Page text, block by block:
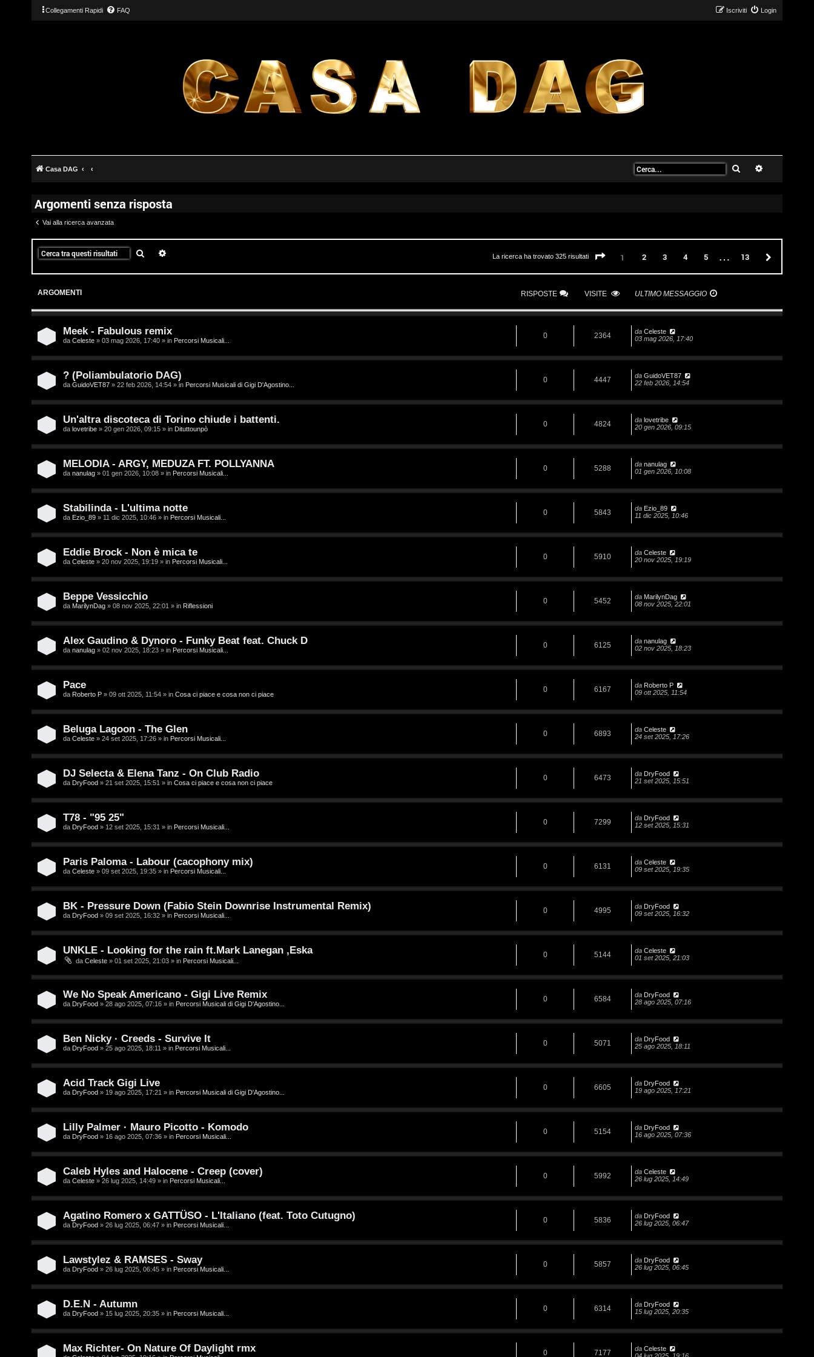
Collegamenti Rapidi FAQ Login
Iscriviti
Casa DAG Cerca
Argomenti senza risposta
Vai alla ricerca avanzata
Cerca La ricerca ha trovato 325 risultati Pagina di
1 2 3 4 5 … 13
ARGOMENTI RISPOSTE VISITE ULTIMO MESSAGGIO
Meek - Fabulous remix
da Celeste » 03 mag 2026, 17:40 » in Percorsi Musicali...
0 2364 da Celeste
03 mag 2026, 17:40
? (Poliambulatorio DAG)
da GuidoVET87 » 22 feb 2026, 14:54 » in Percorsi Musicali di Gigi D'Agostino...
0 4447 da GuidoVET87
22 feb 2026, 14:54
Un'altra discoteca di Torino chiude i battenti.
da lovetribe » 20 gen 2026, 09:15 » in Dituttounpò
0 4824 da lovetribe
20 gen 2026, 09:15
MELODIA - ARGY, MEDUZA FT. POLLYANNA
da nanulag » 01 gen 2026, 10:08 » in Percorsi Musicali...
0 5288 da nanulag
01 gen 2026, 10:08
Stabilinda - L'ultima notte
da Ezio_89 » 11 dic 2025, 10:46 » in Percorsi Musicali...
0 5843 da Ezio_89
11 dic 2025, 10:46
Eddie Brock - Non è mica te
da Celeste » 20 nov 2025, 19:19 » in Percorsi Musicali...
0 5910 da Celeste
20 nov 2025, 19:19
Beppe Vessicchio
da MarilynDag » 08 nov 2025, 22:01 » in Riflessioni
0 5452 da MarilynDag
08 nov 2025, 22:01
Alex Gaudino & Dynoro - Funky Beat feat. Chuck D
da nanulag » 02 nov 2025, 18:23 » in Percorsi Musicali...
0 6125 da nanulag
02 nov 2025, 18:23
Pace
da Roberto P » 09 ott 2025, 11:54 » in Cosa ci piace e cosa non ci piace
0 6167 da Roberto P
09 ott 2025, 11:54
Beluga Lagoon - The Glen
da Celeste » 24 set 2025, 17:26 » in Percorsi Musicali...
0 6893 da Celeste
24 set 2025, 17:26
DJ Selecta & Elena Tanz - On Club Radio
da DryFood » 21 set 2025, 15:51 » in Cosa ci piace e cosa non ci piace
0 6473 da DryFood
21 set 2025, 15:51
T78 - "95 25"
da DryFood » 12 set 2025, 15:31 » in Percorsi Musicali...
0 7299 da DryFood
12 set 2025, 15:31
Paris Paloma - Labour (cacophony mix)
da Celeste » 09 set 2025, 19:35 » in Percorsi Musicali...
0 6131 da Celeste
09 set 2025, 19:35
BK - Pressure Down (Fabio Stein Downrise Instrumental Remix)
da DryFood » 09 set 2025, 16:32 » in Percorsi Musicali...
0 4995 da DryFood
09 set 2025, 16:32
UNKLE - Looking for the rain ft.Mark Lanegan ,Eska
da Celeste » 01 set 2025, 21:03 » in Percorsi Musicali...
0 5144 da Celeste
01 set 2025, 21:03
We No Speak Americano - Gigi Live Remix
da DryFood » 28 ago 2025, 07:16 » in Percorsi Musicali di Gigi D'Agostino...
0 6584 da DryFood
28 ago 2025, 07:16
Ben Nicky · Creeds - Survive It
da DryFood » 25 ago 2025, 18:11 » in Percorsi Musicali...
0 5071 da DryFood
25 ago 2025, 18:11
Acid Track Gigi Live
da DryFood » 19 ago 2025, 17:21 » in Percorsi Musicali di Gigi D'Agostino...
0 6605 da DryFood
19 ago 2025, 17:21
Lilly Palmer · Mauro Picotto - Komodo
da DryFood » 16 ago 2025, 07:36 » in Percorsi Musicali...
0 5154 da DryFood
16 ago 2025, 07:36
Caleb Hyles and Halocene - Creep (cover)
da Celeste » 26 lug 2025, 14:49 » in Percorsi Musicali...
0 5992 da Celeste
26 lug 2025, 14:49
Agatino Romero x GATTÜSO - L'Italiano (feat. Toto Cutugno)
da DryFood » 26 lug 2025, 06:47 » in Percorsi Musicali...
0 5836 da DryFood
26 lug 2025, 06:47
Lawstylez & RAMSES - Sway
da DryFood » 26 lug 2025, 06:45 » in Percorsi Musicali...
0 5857 da DryFood
26 lug 2025, 06:45
D.E.N - Autumn
da DryFood » 15 lug 2025, 20:35 » in Percorsi Musicali...
0 6314 da DryFood
15 lug 2025, 20:35
Max Richter- On Nature Of Daylight rmx 0 7177 da Celeste